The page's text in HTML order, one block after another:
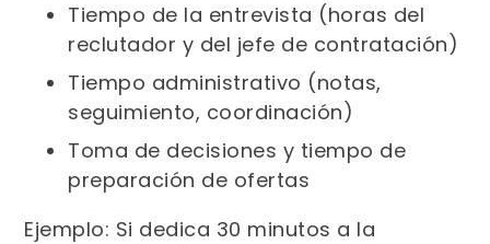
Tiempo de la entrevista (horas del
reclutador y del jefe de contratación)
Tiempo administrativo (notas,
seguimiento, coordinación)
Toma de decisiones y tiempo de
preparación de ofertas
Ejemplo: Si dedica 30 minutos a la